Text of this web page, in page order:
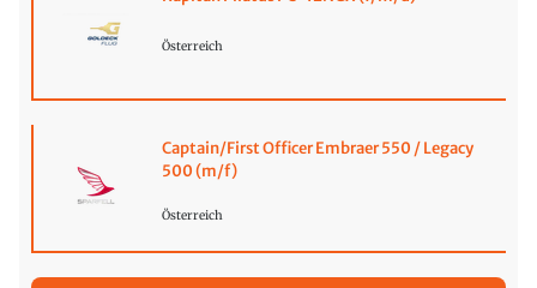
Österreich
Captain/First Officer Embraer 550 / Legacy
500 (m/f)
Österreich